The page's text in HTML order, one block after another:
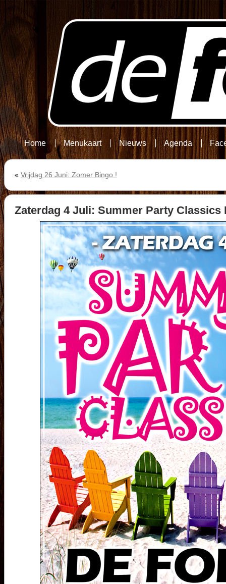
Home Menukaart Nieuws Agenda
« Vrijdag 26 Juni: Zomer Bingo !
Zaterdag 4 Juli: Summer Party Classics